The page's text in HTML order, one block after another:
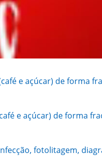
e açúcar) de forma
e açúcar) de forma
fotolitagem,